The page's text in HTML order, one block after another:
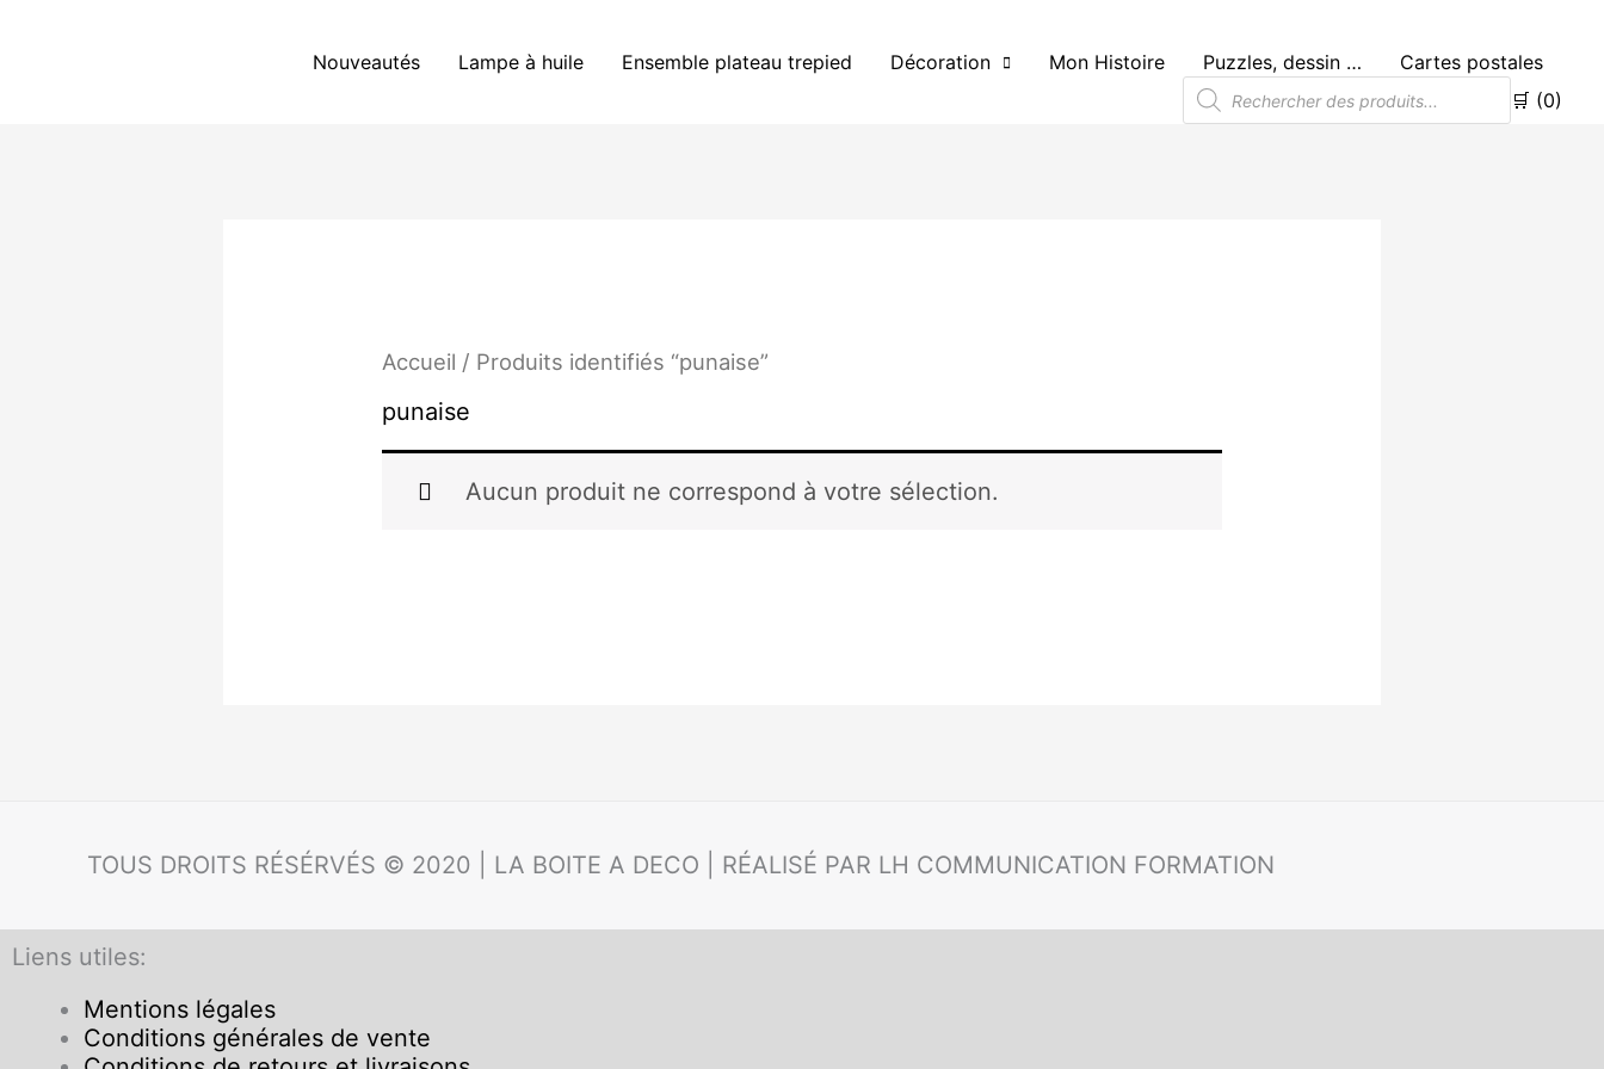
Nouveautés Lampe à huile Ensemble plateau trepied Décoration Mon Histoire Puzzles, dessin …
Cartes postales
Recherche
de
🛒 (0)
Accueil / Produits identifiés “punaise”
punaise
Aucun produit ne correspond à votre sélection.
TOUS DROITS RÉSÉRVÉS © 2020 | LA BOITE A DECO | RÉALISÉ PAR LH COMMUNICATION FORMATION
Liens utiles:
Mentions légales
Conditions générales de vente